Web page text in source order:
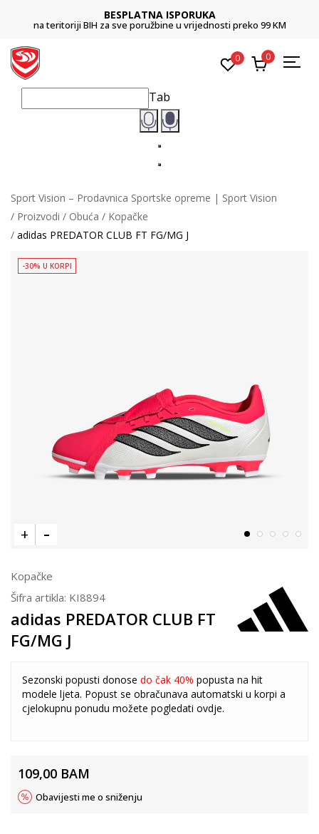
BESPLATNA ISPORUKA
na teritoriji BIH za sve poružbine u vrijednosti preko 99 KM
0 0
Tab
Sport Vision – Prodavnica Sportske opreme | Sport Vision
Proizvodi
Obuća
Kopačke
adidas PREDATOR CLUB FT FG/MG J
-30% U KORPI
Kopačke
Šifra artikla: KI8894
adidas PREDATOR CLUB FT
FG/MG J
Sezonski popusti donose do čak 40% popusta na hit
modele ljeta. Popust se obračunava automatski u korpi a
cjelokupnu ponudu možete pogledati ovdje.
109,00 BAM
Obavijesti me o sniženju